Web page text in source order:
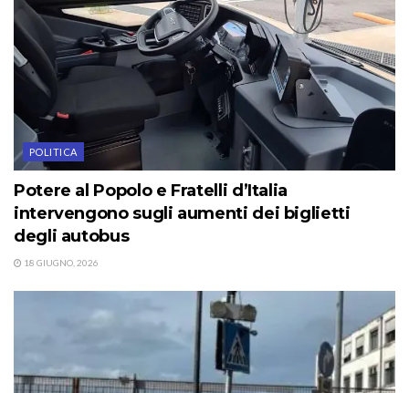
POLITICA
Potere al Popolo e Fratelli d’Italia
intervengono sugli aumenti dei biglietti
degli autobus
18 GIUGNO, 2026